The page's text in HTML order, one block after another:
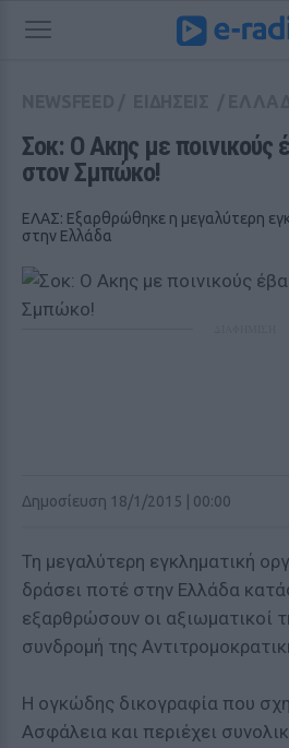
Σοκ: Ο Ακης με ποινικούς
στον Σμπώκο!
ΕΛΑΣ: Εξαρθρώθηκε η μεγαλύτερη
στην Ελλάδα
Δημοσίευση 18/1/2015 | 00:00
Τη μεγαλύτερη εγκληματική
δράσει ποτέ στην Ελλάδα
εξαρθρώσουν οι αξιωματικοί
συνδρομή της
Η ογκώδης δικογραφία που
Ασφάλεια και περιέχει